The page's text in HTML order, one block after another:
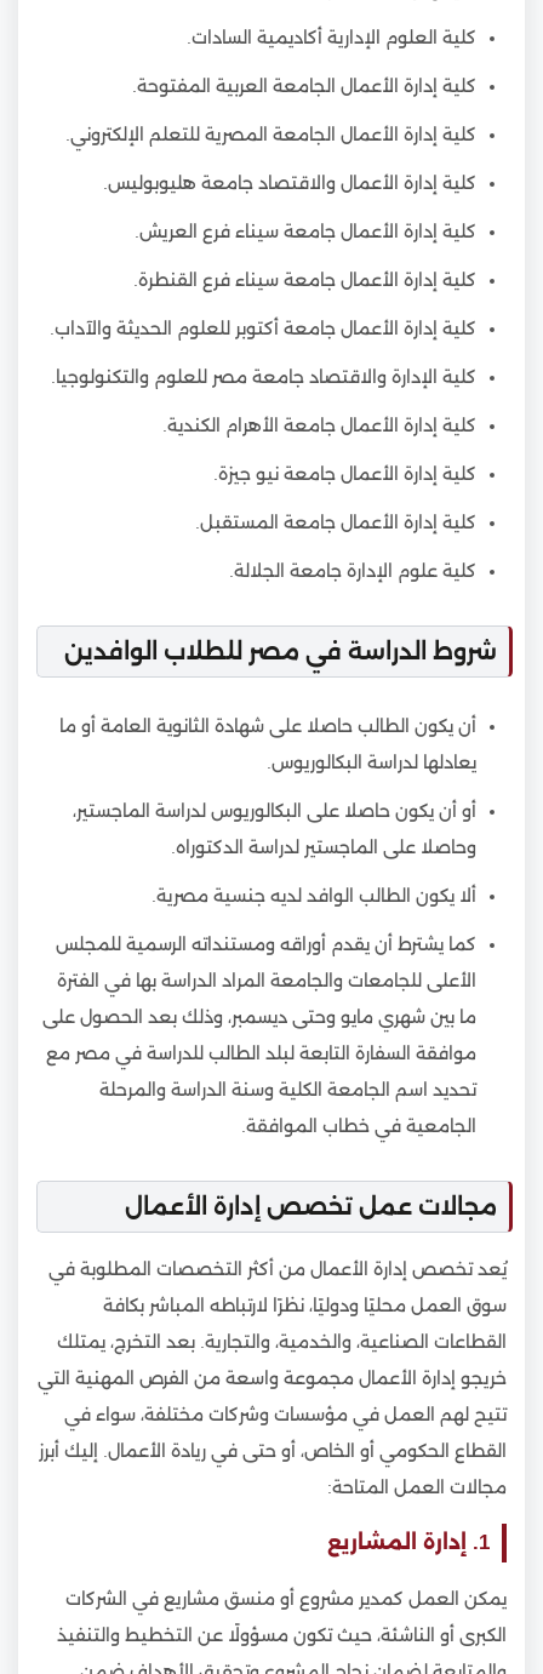
كلية العلوم الإدارية أكاديمية السادات.
كلية إدارة الأعمال الجامعة العربية المفتوحة.
كلية إدارة الأعمال الجامعة المصرية للتعلم الإلكتروني.
كلية إدارة الأعمال والاقتصاد جامعة هليوبوليس.
كلية إدارة الأعمال جامعة سيناء فرع العريش.
كلية إدارة الأعمال جامعة سيناء فرع القنطرة.
كلية إدارة الأعمال جامعة أكتوبر للعلوم الحديثة والآداب.
كلية الإدارة والاقتصاد جامعة مصر للعلوم والتكنولوجيا.
كلية إدارة الأعمال جامعة الأهرام الكندية.
كلية إدارة الأعمال جامعة نيو جيزة.
كلية إدارة الأعمال جامعة المستقبل.
كلية علوم الإدارة جامعة الجلالة.
شروط الدراسة في مصر للطلاب الوافدين
أن يكون الطالب حاصلا على شهادة الثانوية العامة أو ما
يعادلها لدراسة البكالوريوس.
أو أن يكون حاصلا على البكالوريوس لدراسة الماجستير،
وحاصلا على الماجستير لدراسة الدكتوراه.
ألا يكون الطالب الوافد لديه جنسية مصرية.
كما يشترط أن يقدم أوراقه ومستنداته الرسمية للمجلس
الأعلى للجامعات والجامعة المراد الدراسة بها في الفترة
ما بين شهري مايو وحتى ديسمبر، وذلك بعد الحصول على
موافقة السفارة التابعة لبلد الطالب للدراسة في مصر مع
تحديد اسم الجامعة الكلية وسنة الدراسة والمرحلة
الجامعية في خطاب الموافقة.
مجالات عمل تخصص إدارة الأعمال
يُعد تخصص إدارة الأعمال من أكثر التخصصات المطلوبة في
سوق العمل محليًا ودوليًا، نظرًا لارتباطه المباشر بكافة
القطاعات الصناعية، والخدمية، والتجارية. بعد التخرج، يمتلك
خريجو إدارة الأعمال مجموعة واسعة من الفرص المهنية التي
تتيح لهم العمل في مؤسسات وشركات مختلفة، سواء في
القطاع الحكومي أو الخاص، أو حتى في ريادة الأعمال. إليك أبرز
مجالات العمل المتاحة:
1. إدارة المشاريع
يمكن العمل كمدير مشروع أو منسق مشاريع في الشركات
الكبرى أو الناشئة، حيث تكون مسؤولًا عن التخطيط والتنفيذ